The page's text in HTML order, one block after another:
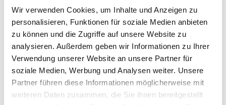
Wir verwenden Cookies, um Inhalte und Anzeigen zu
personalisieren, Funktionen für soziale Medien anbieten
zu können und die Zugriffe auf unsere Website zu
analysieren. Außerdem geben wir Informationen zu Ihrer
Verwendung unserer Website an unsere Partner für
soziale Medien, Werbung und Analysen weiter. Unsere
Partner führen diese Informationen möglicherweise mit
weiteren Daten zusammen, die Sie ihnen bereitgestellt
und 2023 alles andere als berauschend: sie
kamen insgesamt eher schlecht als Recht mit
der Aktien- und Anleihenmarktentwicklung mit.
In Aufwärtsphasen fiel das selten auf, da flexible
und ausgewogene Mischfonds in freundlichen
Aktienjahren immerhin über der Fünf-Prozent-
Plus-Grenze lagen. Unangenehmer waren
dagegen diehohen Verluste 2018 und 2022–